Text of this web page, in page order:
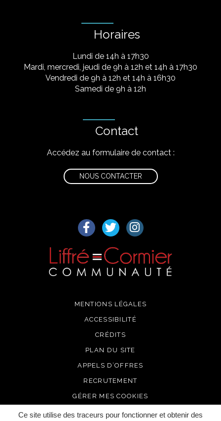
Ce site utilise des traceurs pour fonctionner et obtenir des
Horaires
Lundi de 14h à 17h30
Mardi, mercredi, jeudi de 9h à 12h et 14h à 17h30
Vendredi de 9h à 12h et 14h à 16h30
Samedi de 9h à 12h
Contact
Accédez au formulaire de contact :
NOUS CONTACTER
Lien vers le compte Facebook
Lien vers le compte Twitter
Lien vers le compte
MENTIONS LÉGALES
ACCESSIBILITÉ
CRÉDITS
PLAN DU SITE
APPELS D’OFFRES
RECRUTEMENT
GÉRER MES COOKIES